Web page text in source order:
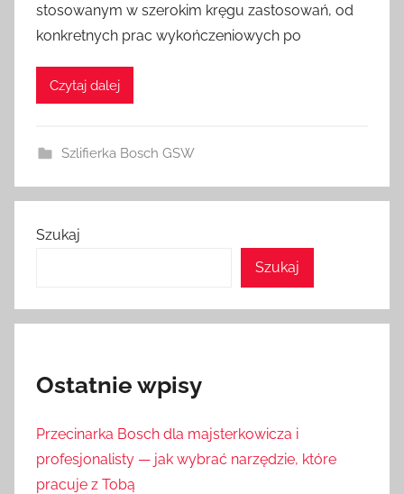
stosowanym w szerokim kręgu zastosowań, od
konkretnych prac wykończeniowych po
Czytaj dalej
Szlifierka Bosch GSW
Szukaj
Szukaj
Ostatnie wpisy
Przecinarka Bosch dla majsterkowicza i
profesjonalisty — jak wybrać narzędzie, które
pracuje z Tobą